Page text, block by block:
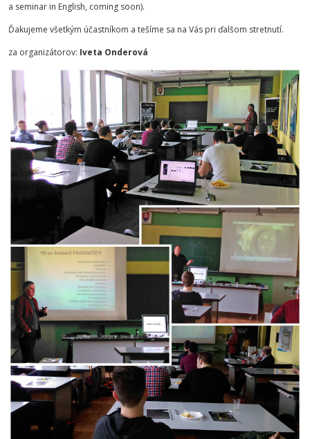
a seminar in English, coming soon).
Ďakujeme všetkým účastníkom a tešíme sa na Vás pri ďalšom stretnutí.
za organizátorov: Iveta Onderová